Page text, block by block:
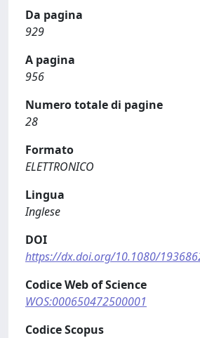
Da pagina
929
A pagina
956
Numero totale di pagine
28
Formato
ELETTRONICO
Lingua
Inglese
DOI
https://dx.doi.org/10.1080/
Codice Web of Science
WOS:000650472500001
Codice Scopus